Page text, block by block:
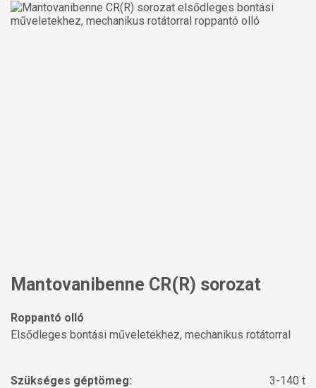
Mantovanibenne CR(R) sorozat
Roppantó olló
Elsődleges bontási műveletekhez, mechanikus rotátorral
Szükséges géptömeg:
3-140 t